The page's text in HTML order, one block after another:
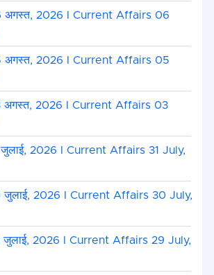
अगस्त, 2026 I Current Affairs 06
अगस्त, 2026 I Current Affairs 05
अगस्त, 2026 I Current Affairs 03
2026 I Current Affairs 31 July,
जुलाई, 2026 I Current Affairs 30 July,
जुलाई, 2026 I Current Affairs 29 July,